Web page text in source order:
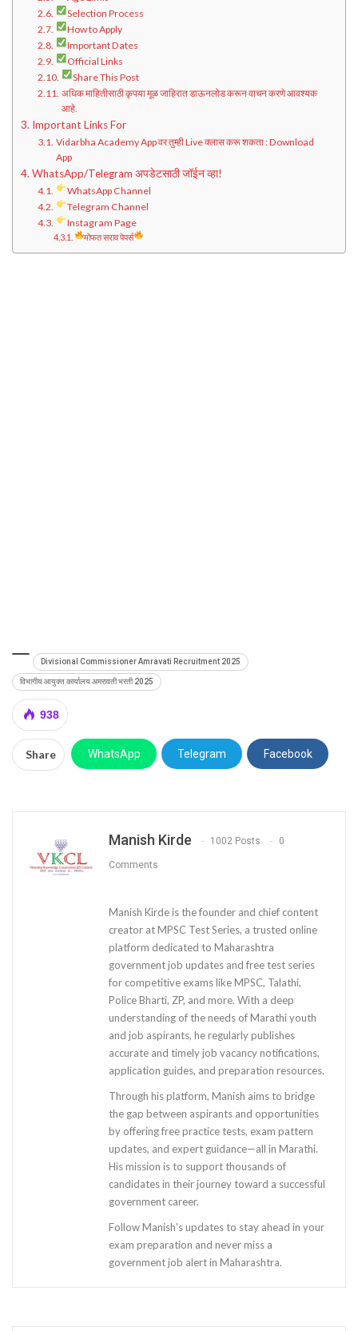
Selection Process
How to Apply
Important Dates
Official Links
Share This Post
अधिक माहितीसाठी कृपया मूळ जाहिरात डाऊनलोड करून वाचन करणे आवश्यक
आहे.
Important Links For
Vidarbha Academy App वर तुम्ही Live क्लास करू शकता : Download
App
WhatsApp/Telegram अपडेटसाठी जॉईन व्हा!
WhatsApp Channel
Telegram Channel
Instagram Page
मोफत सराव पेपर्स
Divisional Commissioner Amravati Recruitment 2025
विभागीय आयुक्त कार्यालय अमरावती भरती 2025
938
Share WhatsApp Telegram Facebook
Manish Kirde 1002 Posts 0
Comments
Manish Kirde is the founder and chief content
creator at MPSC Test Series, a trusted online
platform dedicated to Maharashtra
government job updates and free test series
for competitive exams like MPSC, Talathi,
Police Bharti, ZP, and more. With a deep
understanding of the needs of Marathi youth
and job aspirants, he regularly publishes
accurate and timely job vacancy notifications,
application guides, and preparation resources.
Through his platform, Manish aims to bridge
the gap between aspirants and opportunities
by offering free practice tests, exam pattern
updates, and expert guidance—all in Marathi.
His mission is to support thousands of
candidates in their journey toward a successful
government career.
Follow Manish's updates to stay ahead in your
exam preparation and never miss a
government job alert in Maharashtra.